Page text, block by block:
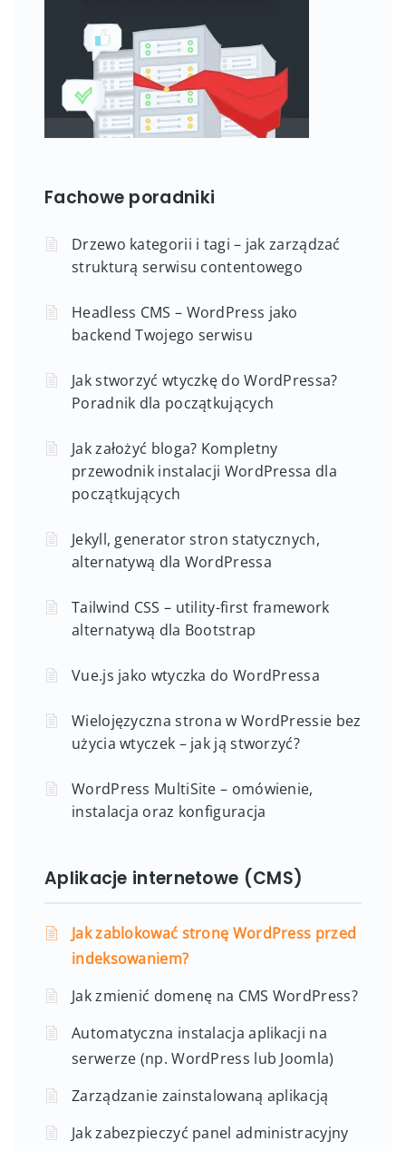
Fachowe poradniki
Drzewo kategorii i tagi – jak zarządzać
strukturą serwisu contentowego
Headless CMS – WordPress jako
backend Twojego serwisu
Jak stworzyć wtyczkę do WordPressa?
Poradnik dla początkujących
Jak założyć bloga? Kompletny
przewodnik instalacji WordPressa dla
początkujących
Jekyll, generator stron statycznych,
alternatywą dla WordPressa
Tailwind CSS – utility-first framework
alternatywą dla Bootstrap
Vue.js jako wtyczka do WordPressa
Wielojęzyczna strona w WordPressie bez
użycia wtyczek – jak ją stworzyć?
WordPress MultiSite – omówienie,
instalacja oraz konfiguracja
Aplikacje internetowe (CMS)
Jak zablokować stronę WordPress przed
indeksowaniem?
Jak zmienić domenę na CMS WordPress?
Automatyczna instalacja aplikacji na
serwerze (np. WordPress lub Joomla)
Zarządzanie zainstalowaną aplikacją
Jak zabezpieczyć panel administracyjny